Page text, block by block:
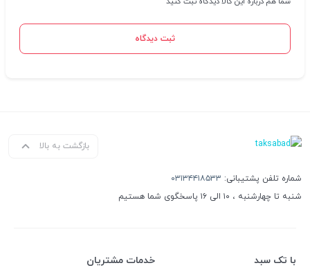
ثبت دیدگاه
بازگشت به بالا
شماره تلفن پشتیبانی: ۰۳۱۳۴۴۱۸۵۳۳
شنبه تا چهارشنبه ، ۱۰ الی ۱۶ پاسخگوی شما هستیم
با تک سبد خدمات مشتریان